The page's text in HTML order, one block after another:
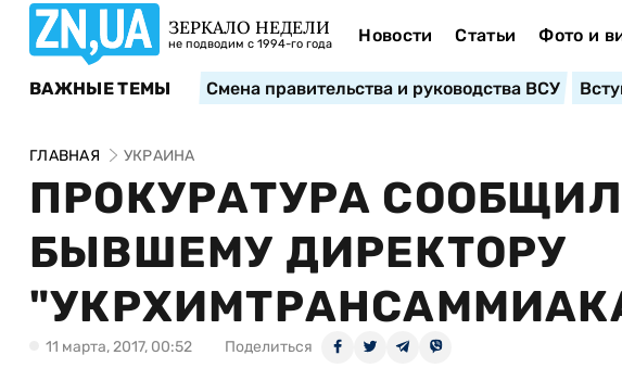
ЗЕРКАЛО НЕДЕЛИ
не подводим с 1994-го года Новости Статьи Фото и
ВАЖНЫЕ ТЕМЫ Смена правительства и руководства ВСУ
ГЛАВНАЯ УКРАИНА
ПРОКУРАТУРА
БЫВШЕМУ ДИРЕКТОРУ
11 марта, 2017, 00:52 Поделиться